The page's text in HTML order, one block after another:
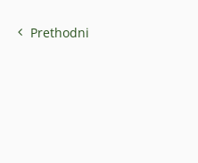
Prethodni